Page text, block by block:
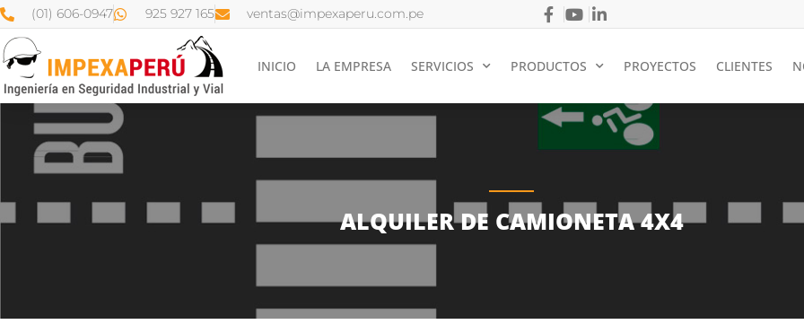
(01) 606-0947 925 927 165 ventas@impexaperu.com.pe
INICIO LA EMPRESA SERVICIOS PRODUCTOS PROYECTOS CLIENTES
ALQUILER DE CAMIONETA 4X4